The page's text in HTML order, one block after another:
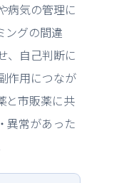
病気の管理に
ングの間違
、自己判断に
作用につなが
と市販薬に共
異常があった